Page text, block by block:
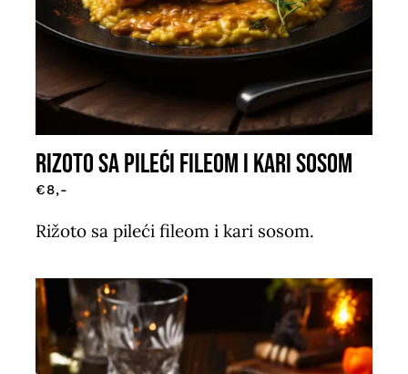
RIZOTO SA PILEĆI FILEOM I KARI SOSOM
€8,-
Rižoto sa pileći fileom i kari sosom.